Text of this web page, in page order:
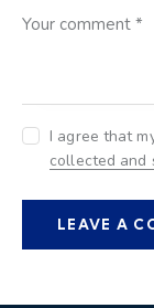
I agree that
collected and